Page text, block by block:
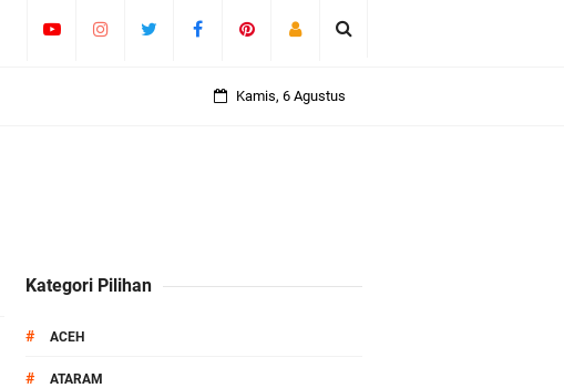
Kamis, 6 Agustus
Kategori Pilihan
# ACEH
# ATARAM